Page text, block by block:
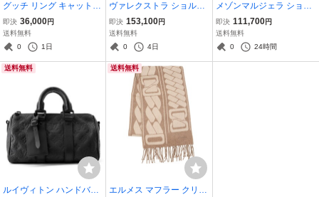
グッチ リング キャットヘ
ッド ラインストーン サイ
ズ13 GUCCI アクセサリ
ー 指輪 【安心保証】
即決 36,000円
送料無料
0
1日
ヴァレクストラ ショルダ
ーバッグ レポーターバッ
グ ミニ レザー MBVL001
9028 Valextra ポーチ 【安
即決 153,100円
送料無料
0
4日
メゾンマルジェラ ショル
ダーバッグ グラムスラム
スクエア キャンバス S35
WA0052 Maison Margiela
即決 111,700円
送料無料
0
24時間
送料無料
ルイヴィトン ハンドバッ
送料無料
エルメス マフラー クリッ